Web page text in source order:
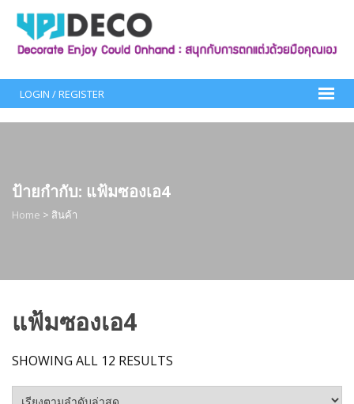
content
LOGIN / REGISTER
ป้ายกำกับ: แฟ้มซองเอ4
Home > สินค้า
แฟ้มซองเอ4
SHOWING ALL 12 RESULTS